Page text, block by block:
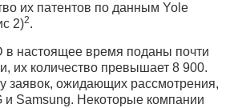
их патентов по данным Yole
2)2.
в настоящее время поданы почти
их количество превышает 8 900.
заявок, ожидающих рассмотрения,
и Samsung. Некоторые компании